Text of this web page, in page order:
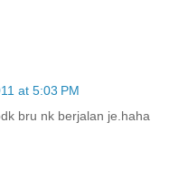
at 5:03 PM
bru nk berjalan je.haha